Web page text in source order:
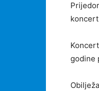
godine